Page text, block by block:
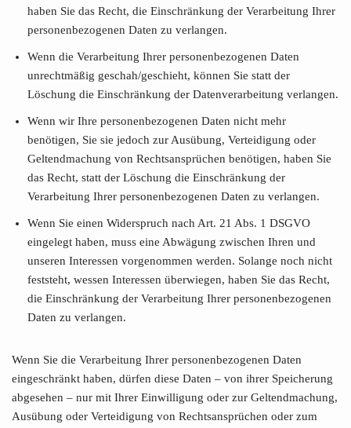
haben Sie das Recht, die Einschränkung der Verarbeitung Ihrer
personenbezogenen Daten zu verlangen.
Wenn die Verarbeitung Ihrer personenbezogenen Daten
unrechtmäßig geschah/geschieht, können Sie statt der
Löschung die Einschränkung der Datenverarbeitung verlangen.
Wenn wir Ihre personenbezogenen Daten nicht mehr
benötigen, Sie sie jedoch zur Ausübung, Verteidigung oder
Geltendmachung von Rechtsansprüchen benötigen, haben Sie
das Recht, statt der Löschung die Einschränkung der
Verarbeitung Ihrer personenbezogenen Daten zu verlangen.
Wenn Sie einen Widerspruch nach Art. 21 Abs. 1 DSGVO
eingelegt haben, muss eine Abwägung zwischen Ihren und
unseren Interessen vorgenommen werden. Solange noch nicht
feststeht, wessen Interessen überwiegen, haben Sie das Recht,
die Einschränkung der Verarbeitung Ihrer personenbezogenen
Daten zu verlangen.
Wenn Sie die Verarbeitung Ihrer personenbezogenen Daten
eingeschränkt haben, dürfen diese Daten – von ihrer Speicherung
abgesehen – nur mit Ihrer Einwilligung oder zur Geltendmachung,
Ausübung oder Verteidigung von Rechtsansprüchen oder zum